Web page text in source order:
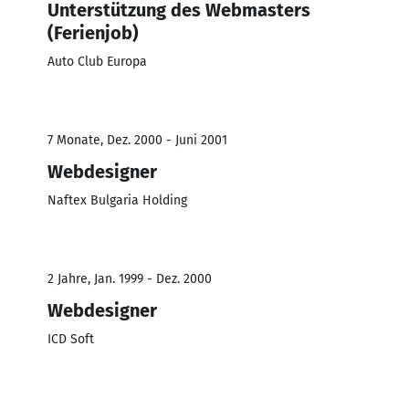
Unterstützung des Webmasters
(Ferienjob)
Auto Club Europa
7 Monate, Dez. 2000 - Juni 2001
Webdesigner
Naftex Bulgaria Holding
2 Jahre, Jan. 1999 - Dez. 2000
Webdesigner
ICD Soft